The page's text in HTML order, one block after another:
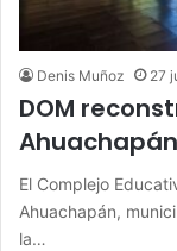
Denis Muñoz 27
DOM
Ahuachapán
El Complejo
Ahuachapán,
la…